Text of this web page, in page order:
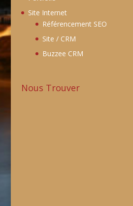
Site Internet
Référencement SEO
Site / CRM
Buzzee CRM
Nous Trouver